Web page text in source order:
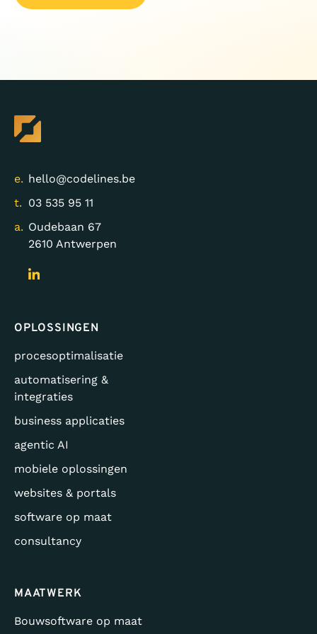
e. hello@codelines.be
t. 03 535 95 11
a. Oudebaan 67
2610 Antwerpen
OPLOSSINGEN
procesoptimalisatie
automatisering &
integraties
business applicaties
agentic AI
mobiele oplossingen
websites & portals
software op maat
consultancy
MAATWERK
Bouwsoftware op maat